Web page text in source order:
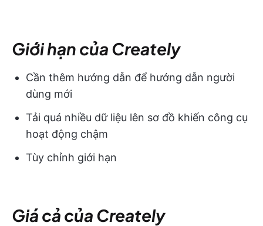
Giới hạn của Creately
Cần thêm hướng dẫn để hướng dẫn người
dùng mới
Tải quá nhiều dữ liệu lên sơ đồ khiến công cụ
hoạt động chậm
Tùy chỉnh giới hạn
Giá cả của Creately